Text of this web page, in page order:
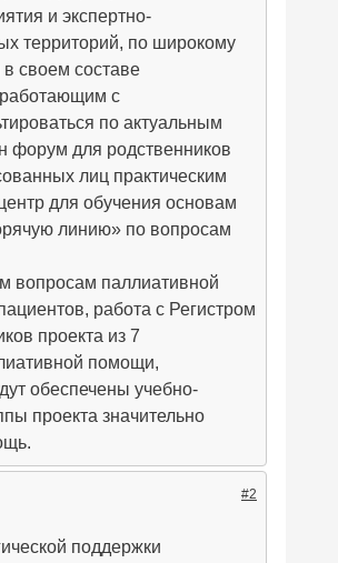
и экспертно-
территорий, по широкому
своем составе
работающим с
по актуальным
форум для родственников
лиц практическим
для обучения основам
линию» по вопросам
вопросам паллиативной
работа с Регистром
проекта из 7
помощи,
обеспечены учебно-
проекта значительно
#2
поддержки